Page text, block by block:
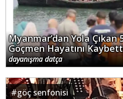
Myanmar’dan Yola Çıkan
Göçmen Hayatını
dayanışma datça
#göç senfonisi